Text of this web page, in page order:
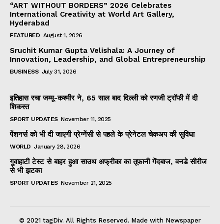
“ART WITHOUT BORDERS” 2026 Celebrates
International Creativity at World Art Gallery,
Hyderabad
FEATURED August 1, 2026
Sruchit Kumar Gupta Velishala: A Journey of
Innovation, Leadership, and Global Entrepreneurship
BUSINESS July 31, 2026
इतिहास रचा जम्मू-कश्मीर ने, 65 साल बाद दिल्ली को रणजी ट्रॉफी में दी
शिकस्त
SPORT UPDATES November 11, 2025
पेंशनर्स को भी दी जाएगी प्रेग्नेंसी से पहले के प्रेनेटल चेकअप की सुविधा
WORLD January 28, 2026
गुवाहाटी टेस्ट से बाहर हुआ साउथ अफ्रीका का तूफानी गेंदबाज, वनडे सीरीज
से भी झटका
SPORT UPDATES November 21, 2025
© 2021 tagDiv. All Rights Reserved. Made with Newspaper